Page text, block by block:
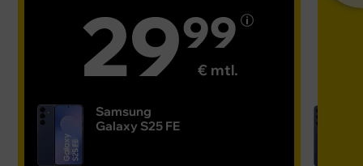
2999
€ mtl.
Samsung
Galaxy S25 FE